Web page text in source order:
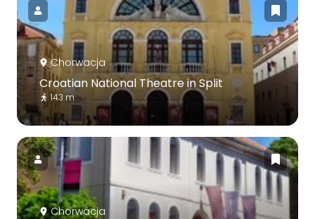
Chorwacja
Croatian National Theatre in Split
143 m
Chorwacja